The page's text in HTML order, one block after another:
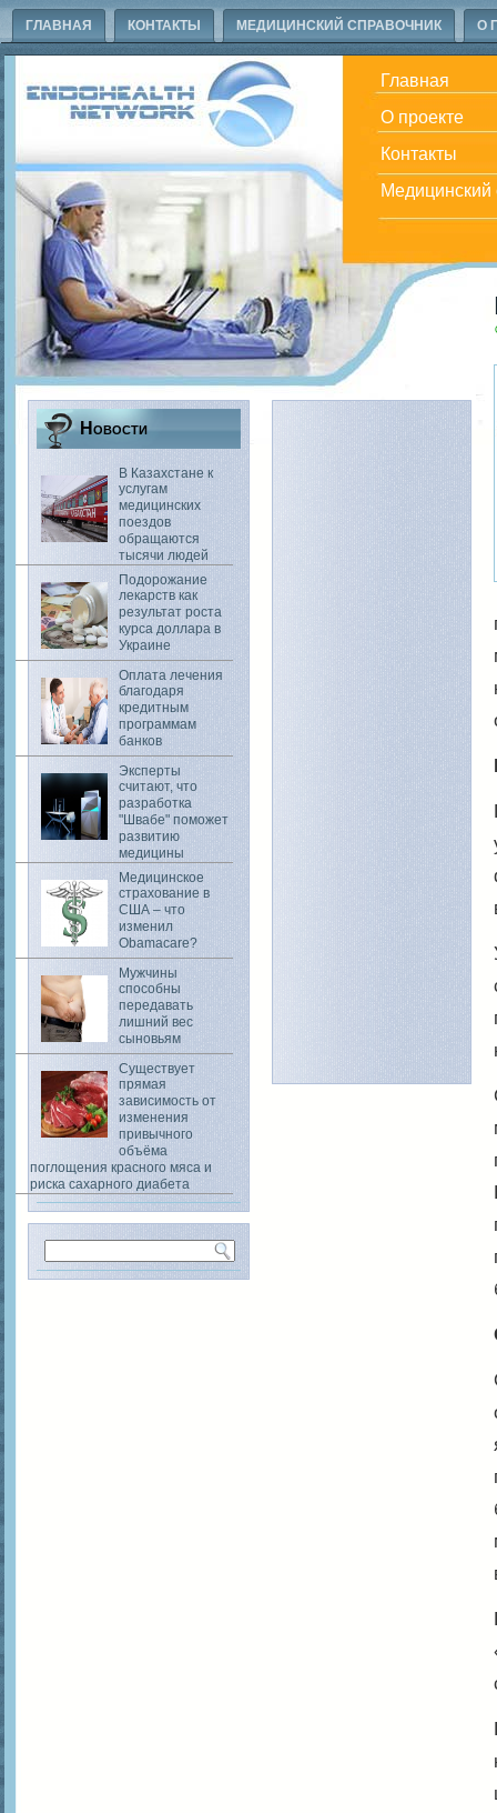
ГЛАВНАЯ КОНТАКТЫ МЕДИЦИНСКИЙ СПРАВОЧНИК О
Главная
О проекте
Контакты
Медицинский
Новости
В Казахстане к
услугам
медицинских
поездов
обращаются
тысячи людей
Подорожание
лекарств как
результат роста
курса доллара в
Украине
Оплата лечения
благодаря
кредитным
программам
банков
Эксперты
считают, что
разработка
"Швабе" поможет
развитию
медицины
Медицинское
страхование в
США – что
изменил
Obamacare?
Мужчины
способны
передавать
лишний вес
сыновьям
Существует
прямая
зависимость от
изменения
привычного
объёма
поглощения красного мяса и
риска сахарного диабета